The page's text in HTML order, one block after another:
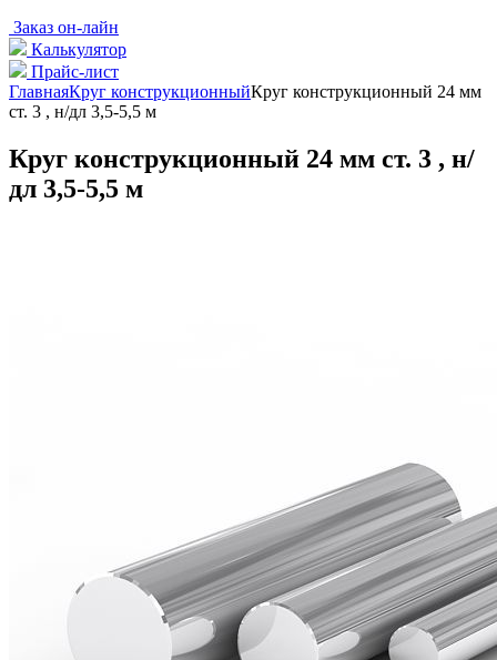
Заказ он-лайн
Калькулятор
Прайс-лист
ГлавнаяКруг конструкционныйКруг конструкционный 24 мм
ст. 3 , н/дл 3,5-5,5 м
Круг конструкционный 24 мм ст. 3 , н/
дл 3,5-5,5 м